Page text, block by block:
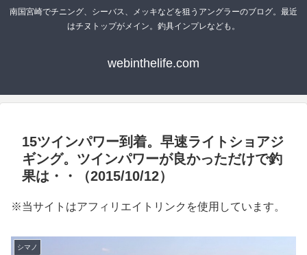
南国宮崎でチニング、シーバス、メッキなどを狙うアングラーのブログ。最近
はチヌトップがメイン。釣具インプレなども。
webinthelife.com
15ツインパワー到着。早速ライトショアジ
ギング。ツインパワーが良かっただけで釣
果は・・（2015/10/12）
※当サイトはアフィリエイトリンクを使用しています。
シマノ